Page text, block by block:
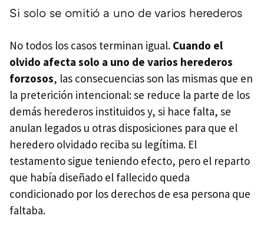
Si solo se omitió a uno de varios herederos
No todos los casos terminan igual. Cuando el
olvido afecta solo a uno de varios herederos
forzosos, las consecuencias son las mismas que en
la preterición intencional: se reduce la parte de los
demás herederos instituidos y, si hace falta, se
anulan legados u otras disposiciones para que el
heredero olvidado reciba su legítima. El
testamento sigue teniendo efecto, pero el reparto
que había diseñado el fallecido queda
condicionado por los derechos de esa persona que
faltaba.